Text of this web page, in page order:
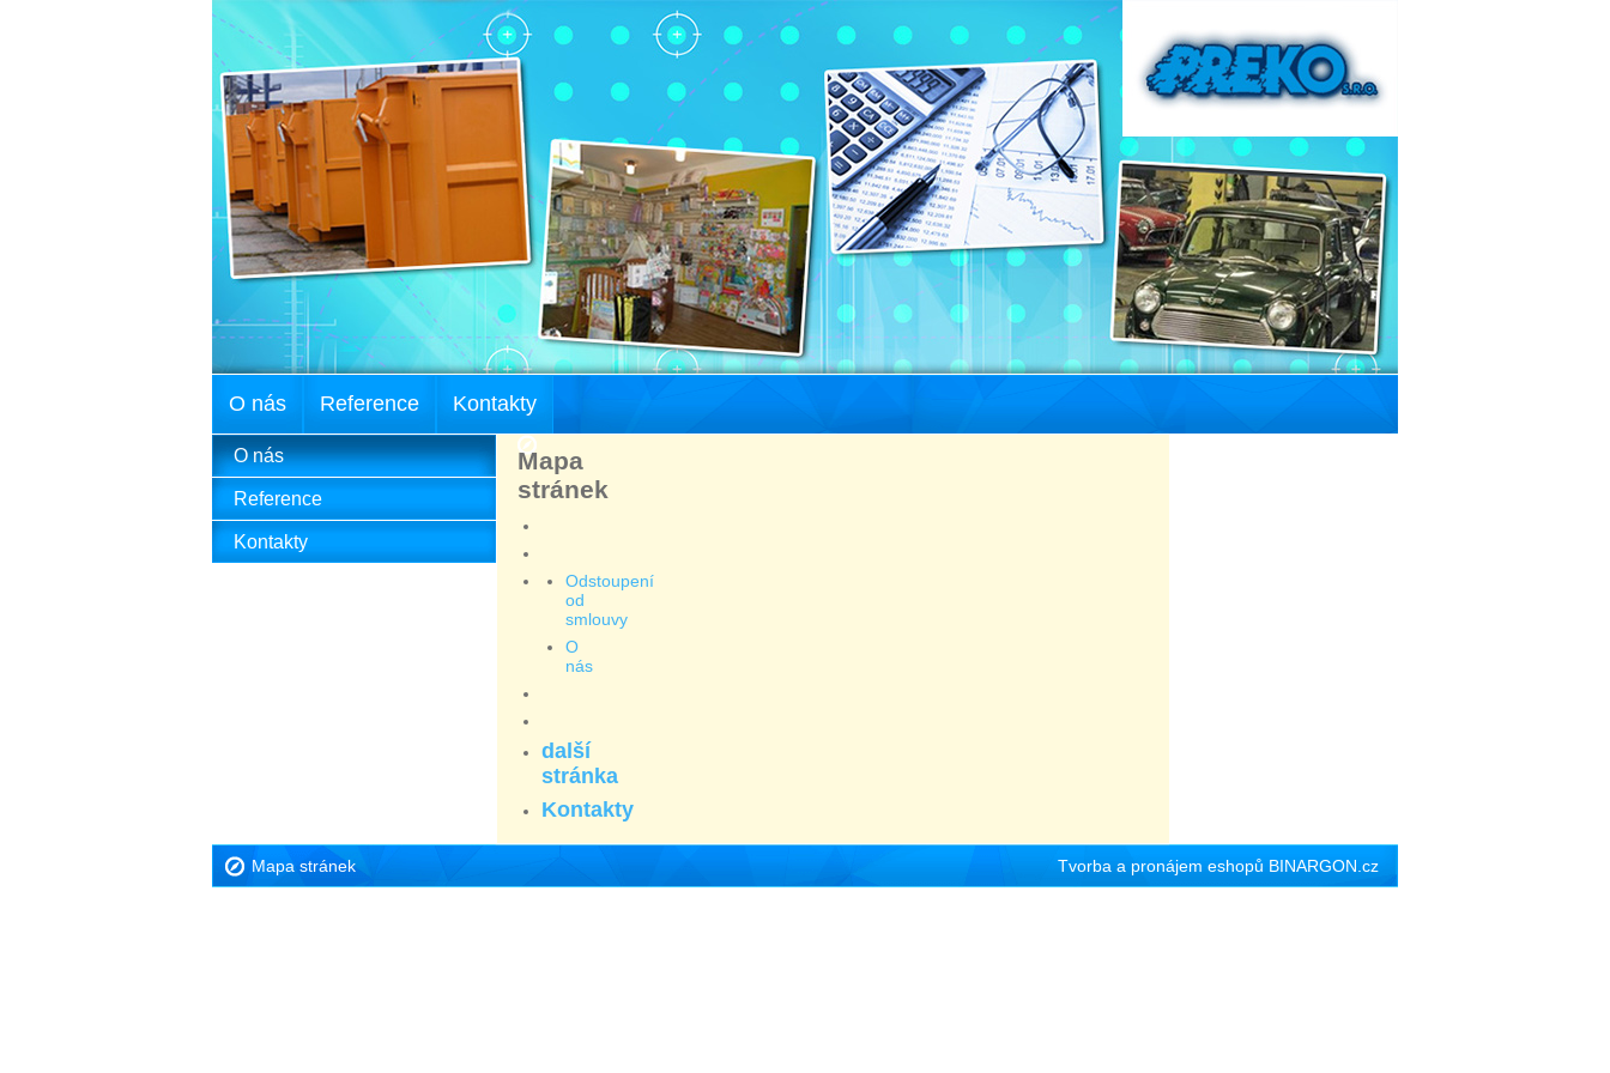
O nás Reference Kontakty
Mapa
stránek
Odstoupení
od
smlouvy
O
nás
další
stránka
Kontakty
O nás
Reference
Kontakty
Mapa stránek Tvorba a pronájem eshopů BINARGON.cz